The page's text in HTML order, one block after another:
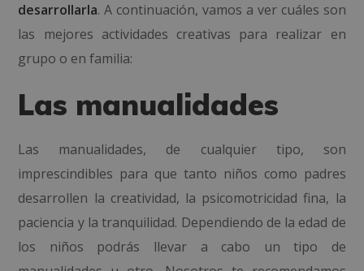
desarrollarla. A continuación, vamos a ver cuáles son
las mejores actividades creativas para realizar en
grupo o en familia:
Las manualidades
Las manualidades, de cualquier tipo, son
imprescindibles para que tanto niños como padres
desarrollen la creatividad, la psicomotricidad fina, la
paciencia y la tranquilidad. Dependiendo de la edad de
los niños podrás llevar a cabo un tipo de